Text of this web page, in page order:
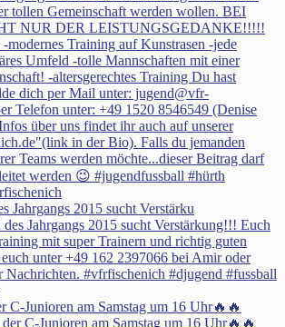
Jahrgangs 2015 sucht Verstärku
C-Junioren am Samstag um 16 Uhr🔥🔥